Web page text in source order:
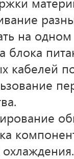
на
блока
кабелей